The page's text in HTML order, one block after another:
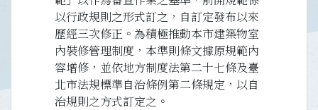
以行政規則之形式訂之，自訂定發布以來
歷經三次修正。為積極推動本市建築物室
內裝修管理制度，本準則條文據原規範內
容增修，並依地方制度法第二十七條及臺
北市法規標準自治條例第二條規定，以自
治規則之方式訂定之。